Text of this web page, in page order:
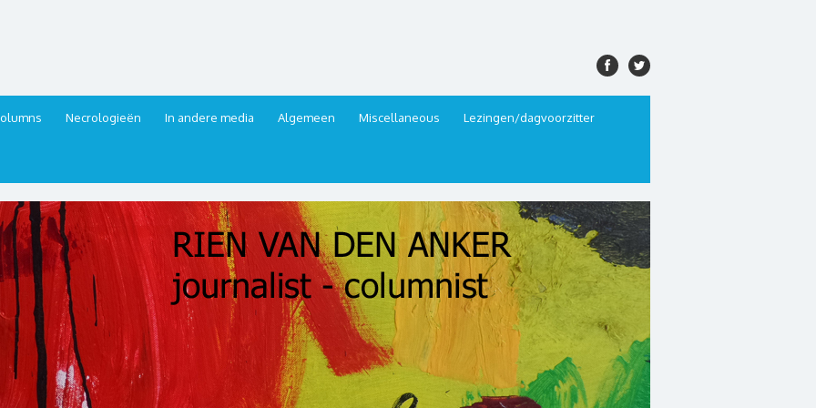
Necrologieën In andere media Algemeen Miscellaneous Lezingen/dagvoorzitter